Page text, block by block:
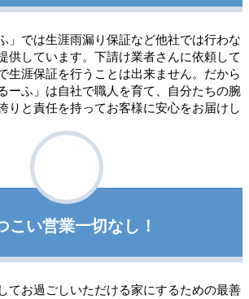
」では生涯雨漏り保証など他社では行わな
供しています。下請け業者さんに依頼して
生涯保証を行うことは出来ません。だから
ーふ」は自社で職人を育て、自分たちの腕
りと責任を持ってお客様に安心をお届けし
こい営業一切なし！
てお過ごしいただける家にするための最善